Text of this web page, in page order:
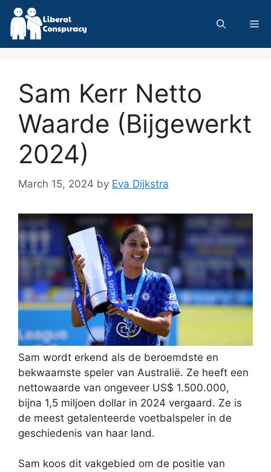
Skip
content
Sam Kerr Netto
Waarde (Bijgewerkt
2024)
March 15, 2024 by Eva Dijkstra
Sam wordt erkend als de beroemdste en
bekwaamste speler van Australië. Ze heeft een
nettowaarde van ongeveer US$ 1.500.000,
bijna 1,5 miljoen dollar in 2024 vergaard. Ze is
de meest getalenteerde voetbalspeler in de
geschiedenis van haar land.
Sam koos dit vakgebied om de positie van